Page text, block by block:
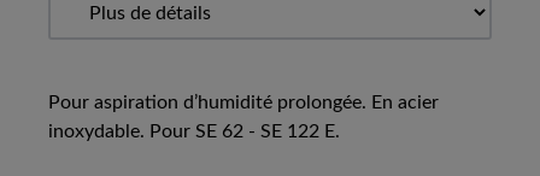
Pour aspiration d’humidité prolongée. En acier
inoxydable. Pour SE 62 - SE 122 E.